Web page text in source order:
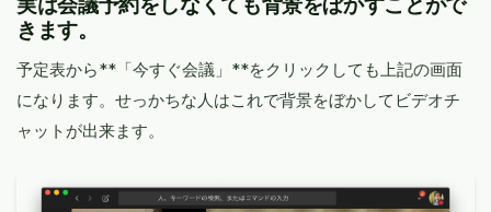
きます。
予定表から**「今すぐ会議」**をクリックしても上記の画面
になります。せっかちな人はこれで背景をぼかしてビデオチ
ャットが出来ます。